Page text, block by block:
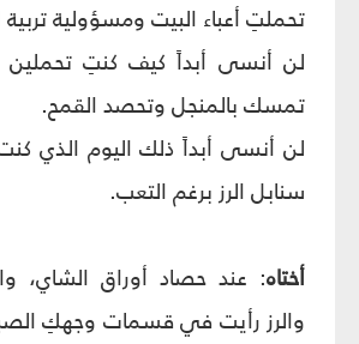
تحملتِ أعباء البيت ومسؤولية
لن أنسى أبداً كيف كنتِ
تمسك بالمنجل وتحصد القمح.
لن أنسى أبداً ذلك اليوم الذي
سنابل الرز برغم التعب.
أختاه: عند حصاد أوراق الشاي،
والرز رأيت في قسمات وجهكِ